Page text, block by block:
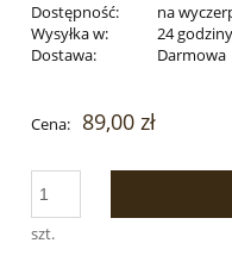
Dostępność:
na
Wysyłka w:
24 godziny
Dostawa:
Darmowa
Cena nie zawiera
Cena: 89,00 zł
szt.